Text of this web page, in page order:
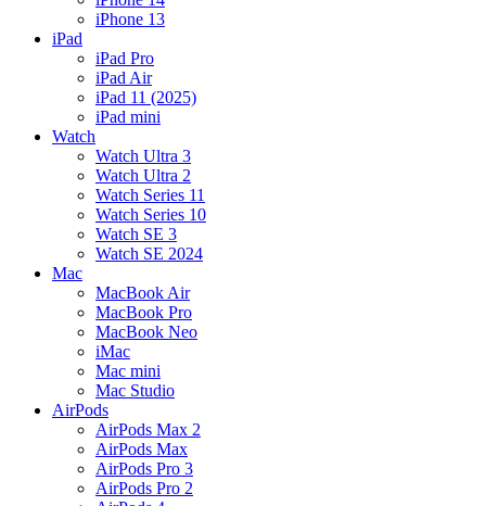
iPhone 13
iPad
iPad Pro
iPad Air
iPad 11 (2025)
iPad mini
Watch
Watch Ultra 3
Watch Ultra 2
Watch Series 11
Watch Series 10
Watch SE 3
Watch SE 2024
Mac
MacBook Air
MacBook Pro
MacBook Neo
iMac
Mac mini
Mac Studio
AirPods
AirPods Max 2
AirPods Max
AirPods Pro 3
AirPods Pro 2